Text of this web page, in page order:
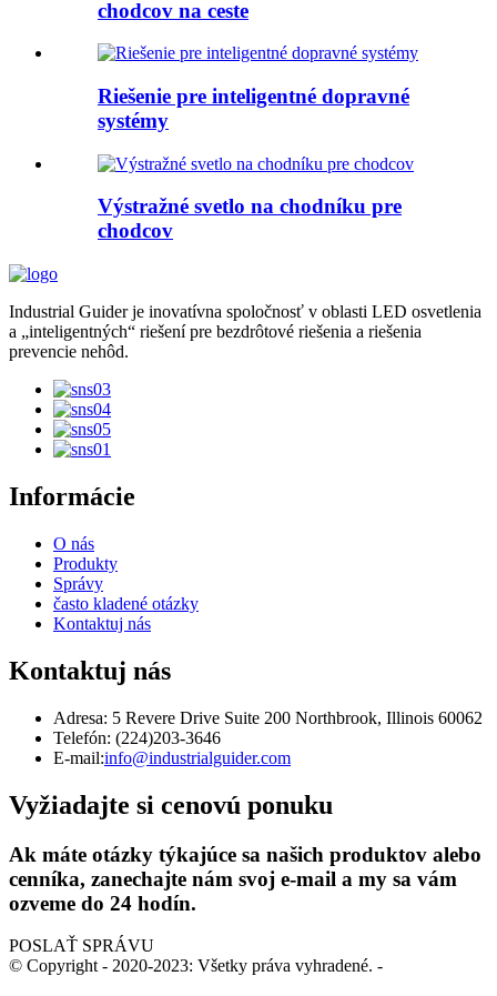
chodcov na ceste
Riešenie pre inteligentné dopravné
systémy
Výstražné svetlo na chodníku pre
chodcov
Industrial Guider je inovatívna spoločnosť v oblasti LED osvetlenia
a „inteligentných“ riešení pre bezdrôtové riešenia a riešenia
prevencie nehôd.
Informácie
O nás
Produkty
Správy
často kladené otázky
Kontaktuj nás
Kontaktuj nás
Adresa: 5 Revere Drive Suite 200 Northbrook, Illinois 60062
Telefón: (224)203-3646
E-mail:info@industrialguider.com
Vyžiadajte si cenovú ponuku
Ak máte otázky týkajúce sa našich produktov alebo
cenníka, zanechajte nám svoj e-mail a my sa vám
ozveme do 24 hodín.
POSLAŤ SPRÁVU
© Copyright - 2020-2023: Všetky práva vyhradené. -